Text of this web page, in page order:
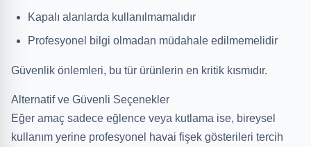
Kapalı alanlarda kullanılmamalıdır
Profesyonel bilgi olmadan müdahale edilmemelidir
Güvenlik önlemleri, bu tür ürünlerin en kritik kısmıdır.
Alternatif ve Güvenli Seçenekler
Eğer amaç sadece eğlence veya kutlama ise, bireysel
kullanım yerine profesyonel havai fişek gösterileri tercih